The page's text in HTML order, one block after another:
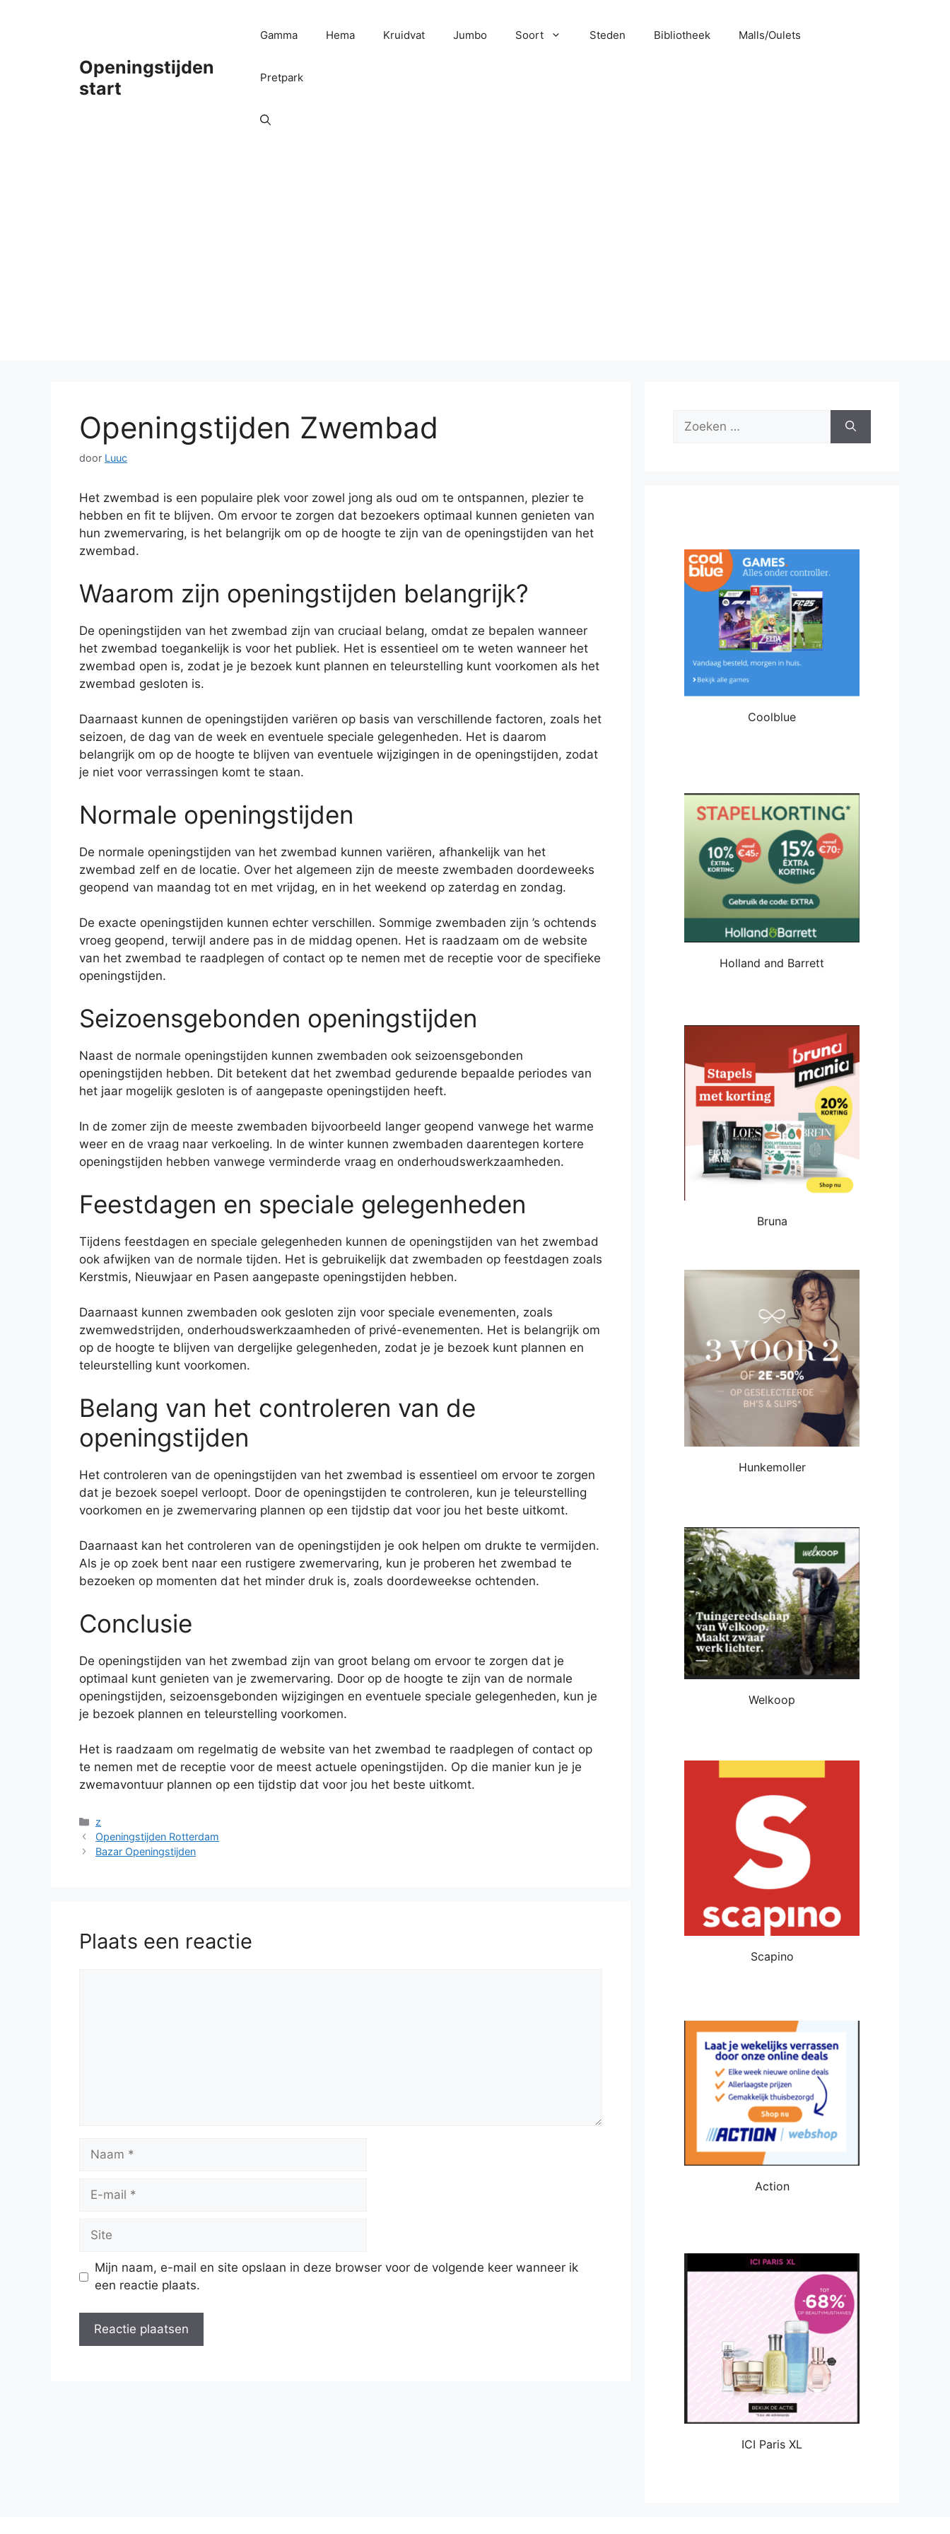
Openingstijden
start
Gamma Hema Kruidvat Jumbo Soort Steden Bibliotheek Malls/Oulets
Pretpark
Openingstijden Zwembad
door Luuc
Het zwembad is een populaire plek voor zowel jong als oud om te ontspannen, plezier te
hebben en fit te blijven. Om ervoor te zorgen dat bezoekers optimaal kunnen genieten van
hun zwemervaring, is het belangrijk om op de hoogte te zijn van de openingstijden van het
zwembad.
Waarom zijn openingstijden belangrijk?
De openingstijden van het zwembad zijn van cruciaal belang, omdat ze bepalen wanneer
het zwembad toegankelijk is voor het publiek. Het is essentieel om te weten wanneer het
zwembad open is, zodat je je bezoek kunt plannen en teleurstelling kunt voorkomen als het
zwembad gesloten is.
Daarnaast kunnen de openingstijden variëren op basis van verschillende factoren, zoals het
seizoen, de dag van de week en eventuele speciale gelegenheden. Het is daarom
belangrijk om op de hoogte te blijven van eventuele wijzigingen in de openingstijden, zodat
je niet voor verrassingen komt te staan.
Normale openingstijden
De normale openingstijden van het zwembad kunnen variëren, afhankelijk van het
zwembad zelf en de locatie. Over het algemeen zijn de meeste zwembaden doordeweeks
geopend van maandag tot en met vrijdag, en in het weekend op zaterdag en zondag.
De exacte openingstijden kunnen echter verschillen. Sommige zwembaden zijn ’s ochtends
vroeg geopend, terwijl andere pas in de middag openen. Het is raadzaam om de website
van het zwembad te raadplegen of contact op te nemen met de receptie voor de specifieke
openingstijden.
Seizoensgebonden openingstijden
Naast de normale openingstijden kunnen zwembaden ook seizoensgebonden
openingstijden hebben. Dit betekent dat het zwembad gedurende bepaalde periodes van
het jaar mogelijk gesloten is of aangepaste openingstijden heeft.
In de zomer zijn de meeste zwembaden bijvoorbeeld langer geopend vanwege het warme
weer en de vraag naar verkoeling. In de winter kunnen zwembaden daarentegen kortere
openingstijden hebben vanwege verminderde vraag en onderhoudswerkzaamheden.
Feestdagen en speciale gelegenheden
Tijdens feestdagen en speciale gelegenheden kunnen de openingstijden van het zwembad
ook afwijken van de normale tijden. Het is gebruikelijk dat zwembaden op feestdagen zoals
Kerstmis, Nieuwjaar en Pasen aangepaste openingstijden hebben.
Daarnaast kunnen zwembaden ook gesloten zijn voor speciale evenementen, zoals
zwemwedstrijden, onderhoudswerkzaamheden of privé-evenementen. Het is belangrijk om
op de hoogte te blijven van dergelijke gelegenheden, zodat je je bezoek kunt plannen en
teleurstelling kunt voorkomen.
Belang van het controleren van de
openingstijden
Het controleren van de openingstijden van het zwembad is essentieel om ervoor te zorgen
dat je bezoek soepel verloopt. Door de openingstijden te controleren, kun je teleurstelling
voorkomen en je zwemervaring plannen op een tijdstip dat voor jou het beste uitkomt.
Daarnaast kan het controleren van de openingstijden je ook helpen om drukte te vermijden.
Als je op zoek bent naar een rustigere zwemervaring, kun je proberen het zwembad te
bezoeken op momenten dat het minder druk is, zoals doordeweekse ochtenden.
Conclusie
De openingstijden van het zwembad zijn van groot belang om ervoor te zorgen dat je
optimaal kunt genieten van je zwemervaring. Door op de hoogte te zijn van de normale
openingstijden, seizoensgebonden wijzigingen en eventuele speciale gelegenheden, kun je
je bezoek plannen en teleurstelling voorkomen.
Het is raadzaam om regelmatig de website van het zwembad te raadplegen of contact op
te nemen met de receptie voor de meest actuele openingstijden. Op die manier kun je je
zwemavontuur plannen op een tijdstip dat voor jou het beste uitkomt.
Categorieën
z
Openingstijden Rotterdam
Bazar Openingstijden
Plaats een reactie
Naam
Site
Mijn naam, e-mail en site opslaan in deze browser voor de volgende keer wanneer ik
een reactie plaats.
Zoek
Coolblue
Holland and Barrett
Bruna
Hunkemoller
Welkoop
Scapino
Action
ICI Paris XL